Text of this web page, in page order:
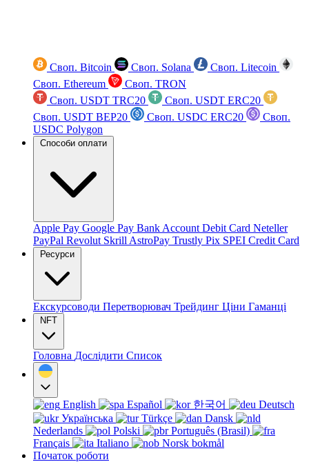
Своп. Bitcoin Своп. Solana
Своп. Litecoin
Своп. Ethereum
Своп. TRON
Своп. USDT TRC20
Своп. USDT ERC20
Своп. USDT BEP20
Своп. USDC ERC20
Своп.
USDC Polygon
Способи оплати
Apple Pay Google Pay Bank Account Debit Card Neteller
PayPal Revolut Skrill AstroPay Trustly Pix SPEI Credit Card
Ресурси
Екскурсоводи Перетворювач Трейдинг Ціни Гаманці
NFT
Головна Дослідити Список
English Español 한국어
Deutsch
Українська
Türkçe
Dansk
Nederlands
Polski
Português (Brasil)
Français
Italiano
Norsk bokmål
Початок роботи